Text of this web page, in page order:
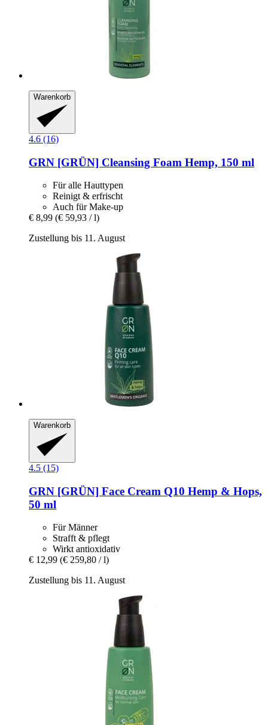
Warenkorb
4.6 (16)
GRN [GRÜN] Cleansing Foam Hemp, 150 ml
Für alle Hauttypen
Reinigt & erfrischt
Auch für Make-up
€ 8,99 (€ 59,93 / l)
Zustellung bis 11. August
Warenkorb
4.5 (15)
GRN [GRÜN] Face Cream Q10 Hemp & Hops,
50 ml
Für Männer
Strafft & pflegt
Wirkt antioxidativ
€ 12,99 (€ 259,80 / l)
Zustellung bis 11. August